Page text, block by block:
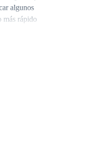
algunos
más rápido